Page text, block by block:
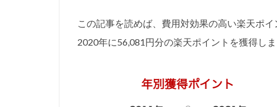
この記事を読めば、費用対効果の高い楽天ポ
2020年に56,081円分の楽天ポイントを獲得しま